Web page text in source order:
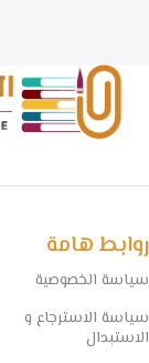
روابط هامة
سياسة الخصوصية
سياسة الاسترجاع و
الاستبدال